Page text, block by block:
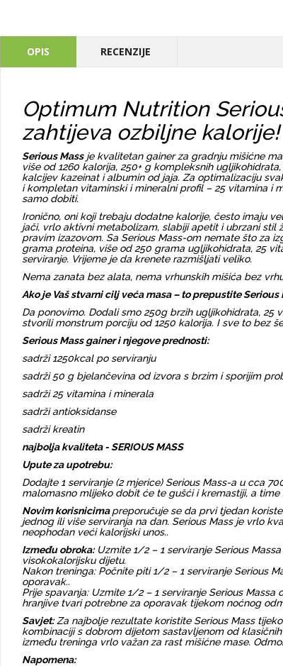
OPIS RECENZIJE
Optimum Nutrition
zahtijeva ozbiljne kalorije!
Serious Massje kvalitetan gainer za gradnju mišićne
više od 1260 kalorija, 250+ g kompleksnih
kalcijev kazeinat i albumin od jaja. Za optimalizaciju
i kompletan vitaminski i mineralni profil – 25 vitamina i
samo dobiti.
Ironično, oni koji trebaju dodatne kalorije, često imaju
jači, vrlo aktivni metabolizam, slabiji apetit i ubrzani
pravim izazovom. Sa Serious Mass-om nemate što za
grama proteina, više od 250 grama ugljikohidrata, 25
serviranje. Vrijeme je da krenete razmišljati veliko.
Nema zanata bez alata, nema vrhunskih mišića bez
Ako je Vaš stvarni cilj veća masa – to prepustite Serious
Da ponovimo. Dodali smo 250g brzih ugljikohidrata,
stvorili monstrum porciju od 1250 kalorija. I sve to bez
Serious Mass gainer i njegove prednosti:
sadrži 1250kcal po serviranju
sadrži 50 g bjelančevina od izvora s brzim i sporijim
sadrži 25 vitamina i minerala
sadrži antioksidanse
sadrži kreatin
najbolja kvaliteta - SERIOUS MASS
Upute za upotrebu:
Dodajte 1 serviranje (2 mjerice) Serious Mass-a u cca
malomasno mlijeko dobit će te gušći i kremastiji, a time
Novim korisnicimapreporučuje se da prvi tjedan
jednog ili više serviranja na dan. Serious Mass je vrlo
neophodan veći kalorijski unos..
Između obroka:Uzmite 1/2 – 1 serviranje Serious
visokokalorijsku dijetu.
Nakon treninga: Počnite piti 1/2 – 1 serviranje Serious
oporavak..
Prije spavanja: Uzmite 1/2 – 1 serviranje Serious
hranjive tvari potrebne za oporavak tijekom noćnog
Savjet:Za najbolje rezultate koristite Serious Mass
kombinaciji s dobrom dijetom sastavljenom od
između treninga vrlo važan za rast mišićne mase.
Napomena: